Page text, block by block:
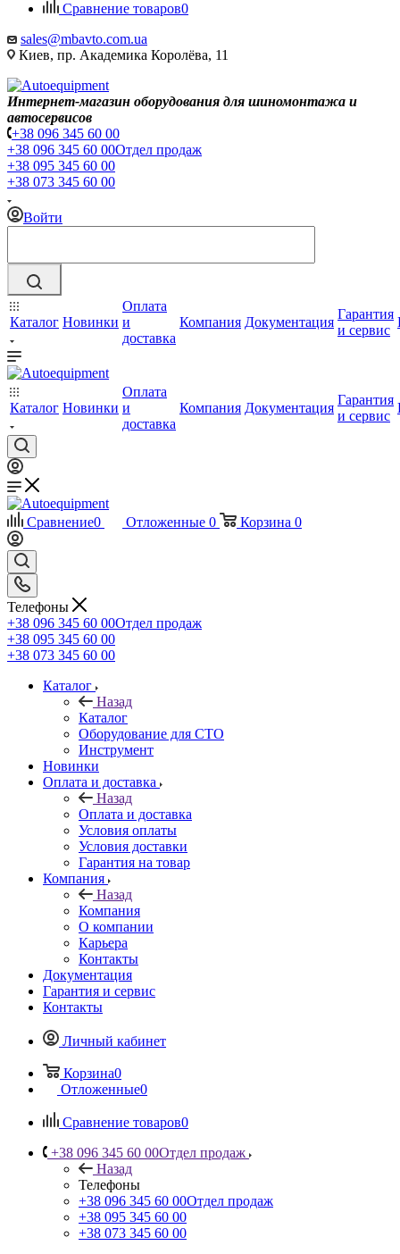
Сравнение товаров0
sales@mbavto.com.ua
Киев, пр. Академика Королёва, 11
Интернет-магазин оборудования для шиномонтажа и
автосервисов
+38 096 345 60 00
+38 096 345 60 00Отдел продаж
+38 095 345 60 00
+38 073 345 60 00
Войти
Каталог Новинки
Оплата
и
доставка
Компания Документация
Гарантия
и сервис
Каталог Новинки
Оплата
и
доставка
Компания Документация
Гарантия
и сервис
Сравнение0 Отложенные 0 Корзина 0
Телефоны
+38 096 345 60 00Отдел продаж
+38 095 345 60 00
+38 073 345 60 00
Каталог
Назад
Каталог
Оборудование для СТО
Инструмент
Новинки
Оплата и доставка
Назад
Оплата и доставка
Условия оплаты
Условия доставки
Гарантия на товар
Компания
Назад
Компания
О компании
Карьера
Контакты
Документация
Гарантия и сервис
Контакты
Личный кабинет
Корзина0
Отложенные0
Сравнение товаров0
+38 096 345 60 00Отдел продаж
Назад
Телефоны
+38 096 345 60 00Отдел продаж
+38 095 345 60 00
+38 073 345 60 00